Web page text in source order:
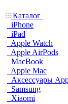
Каталог
iPhone
iPad
Apple Watch
Apple AirPods
MacBook
Apple Mac
Аксессуары
Samsung
Xiaomi